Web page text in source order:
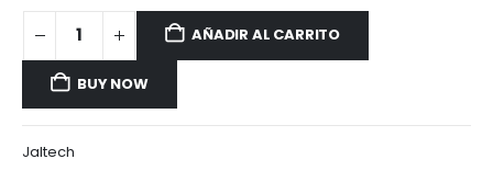
AÑADIR AL CARRITO
BUY NOW
Jaltech